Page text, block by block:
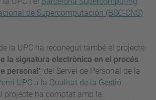
de Supercomputación (BSC-CNS)
la UPC ha reconegut també el projecte
la signatura electrònica en el procés
personal’ , del Servei de Personal de la
UPC a la Qualitat de la Gestió
projecte ha comptat amb la